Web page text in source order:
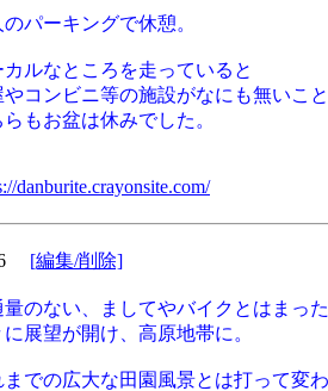
パーキングで休憩。
カルなところを走っていると
やコンビニ等の施設がなにも無いこと
らもお盆は休みでした。
danburite.crayonsite.com/
[編集/削除]
量のない、ましてやバイクとはまっ
展望が開け、高原地帯に。
までの広大な田園風景とは打って変